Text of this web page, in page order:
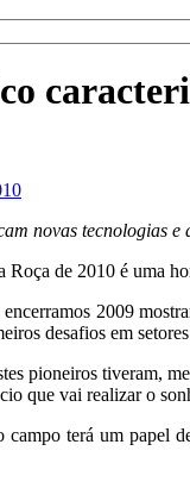
novas tecnologias
de 2010 é uma
encerramos 2009
desafios em
pioneiros tiveram,
que vai realizar o
terá um papel